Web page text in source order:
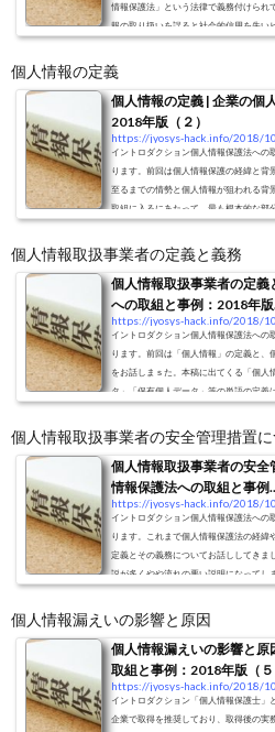
情報保護法」という法律で義務付けられ
報の取り扱いを誤ると社会的信用を失い
場や、ITセキュリティを預かる情シスに
いのか、何をすればいい...
個人情報の定義
個人情報の定義 | 企業の個
2018年版（２）
https://jyosys-hack.info/2018/
イントロダクション個人情報保護法へ
ります。前回は個人情報保護の経緯と
至るまでの情勢と個人情報が狙われる背
取組に入るにあたって、最も根本的な部
を明確に定義付けせずに保護を語ること
うことはわかっていても、どこま...
個人情報取扱事業者の定義と義務
個人情報取扱事業者の定義
への取組と事例：2018年
https://jyosys-hack.info/2018/
イントロダクション個人情報保護法へ
ります。前回は「個人情報」の定義と
をお話しまｓた。本稿に出てくる「個
タ」「保有個人データ」等の単語の定義
言葉の定義をしているため、全体が長く
す。個人情報取扱事業者の定義と義...
個人情報取扱事業者の安全管理措置
個人情報取扱事業者の安全
情報保護法への取組と事例
https://jyosys-hack.info/2018/
イントロダクション個人情報保護法へ
ります。これまで個人情報保護法の経
定義とその義務についてお話ししてきま
説が多くやや流れの悪い説明になってし
らようやく実務的なお話しをしていきた
管・管理について定められたルー...
個人情報漏えいの影響と原因
個人情報漏えいの影響と原
取組と事例：2018年版（５
https://jyosys-hack.info/2018/
イントロダクション「個人情報保護士
企業で取得を推奨しており、取得後の実